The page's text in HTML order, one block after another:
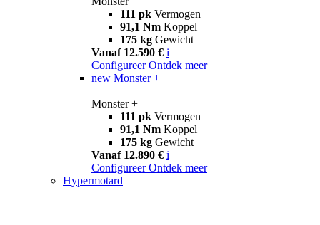
111 pk Vermogen
91,1 Nm Koppel
175 kg Gewicht
Vanaf 12.590 € i
Configureer Ontdek meer
new Monster +
Monster +
111 pk Vermogen
91,1 Nm Koppel
175 kg Gewicht
Vanaf 12.890 € i
Configureer Ontdek meer
Hypermotard